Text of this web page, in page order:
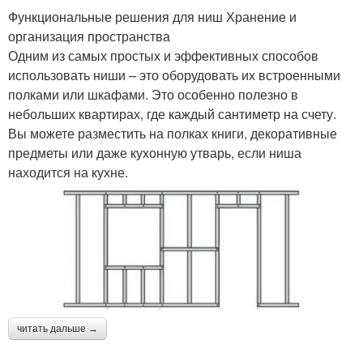
Функциональные решения для ниш Хранение и
организация пространства
Одним из самых простых и эффективных способов
использовать ниши – это оборудовать их встроенными
полками или шкафами. Это особенно полезно в
небольших квартирах, где каждый сантиметр на счету.
Вы можете разместить на полках книги, декоративные
предметы или даже кухонную утварь, если ниша
находится на кухне.
читать дальше →